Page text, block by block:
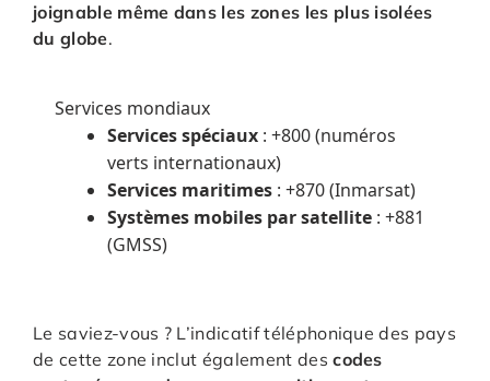
joignable même dans les zones les plus isolées
du globe.
Services mondiaux
Services spéciaux : +800 (numéros
verts internationaux)
Services maritimes : +870 (Inmarsat)
Systèmes mobiles par satellite : +881
(GMSS)
Le saviez-vous ? L’indicatif téléphonique des pays
de cette zone inclut également descodes